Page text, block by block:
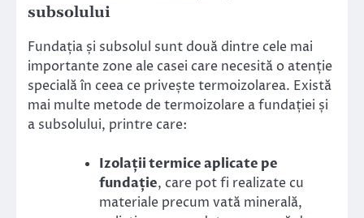
subsolului
Fundația și subsolul sunt două dintre cele mai
importante zone ale casei care necesită o atenție
specială în ceea ce privește termoizolarea. Există
mai multe metode de termoizolare a fundației și
a subsolului, printre care:
Izolații termice aplicate pe
fundație, care pot fi realizate cu
materiale precum vată minerală,